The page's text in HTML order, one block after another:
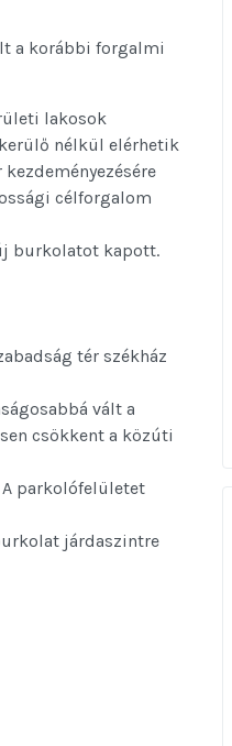
a korábbi forgalmi
lakosok
nélkül elérhetik
célforgalom
burkolatot kapott.
tér székház
vált a
csökkent a közúti
parkolófelületet
járdaszintre